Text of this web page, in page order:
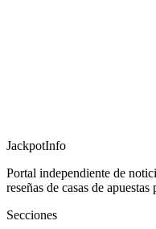
JackpotInfo
Portal independiente de
reseñas de casas de
Secciones